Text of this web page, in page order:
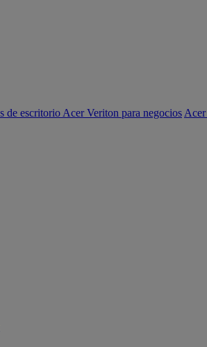
de escritorio Acer Veriton para negocios